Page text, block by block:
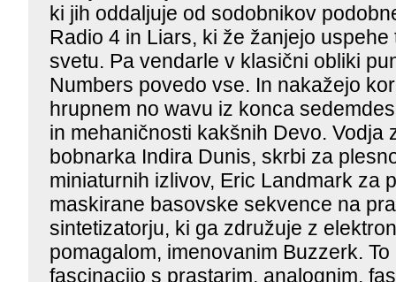
ki jih oddaljuje od sodobnikov
Radio 4 in Liars, ki že žanjejo
svetu. Pa vendarle v klasični obliki
Numbers povedo vse. In nakažejo
hrupnem no wavu iz konca
in mehaničnosti kakšnih Devo. Vodja
bobnarka Indira Dunis, skrbi za
miniaturnih izlivov, Eric Landmark za
maskirane basovske sekvence na
sintetizatorju, ki ga združuje z
pomagalom, imenovanim Buzzerk.
fascinacijo s prastarim, analognim,